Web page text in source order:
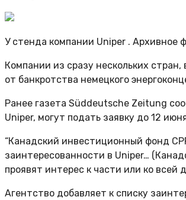
У стенда компании Uniper . Архивное
Компании из сразу нескольких
от банкротства немецкого
Ранее газета Süddeutsche Zeitung
Uniper, могут подать заявку до 12
“Канадский инвестиционный фонд
заинтересованности в Uniper…
проявят интерес к части или ко всей
Агентство добавляет к списку